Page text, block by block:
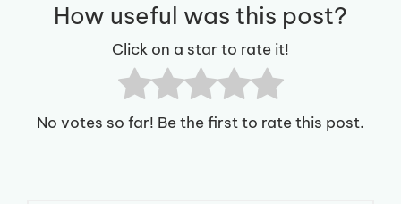
How useful was this post?
Click on a star to rate it!
No votes so far! Be the first to rate this post.